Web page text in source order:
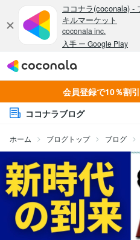
会員登録で10％割
ココナラブログ
ホーム ブログトップ ブログ